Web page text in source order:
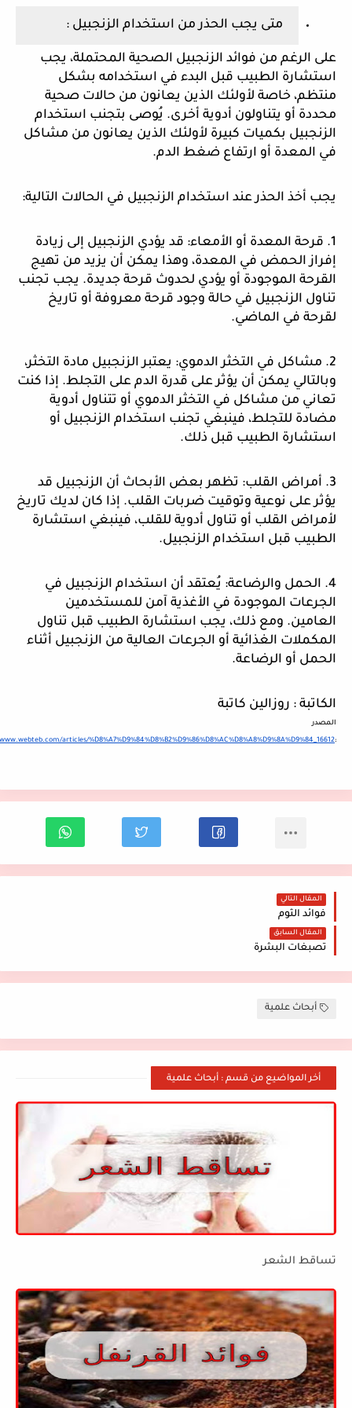
متى يجب الحذر من استخدام الزنجبيل :
على الرغم من فوائد الزنجبيل الصحية المحتملة، يجب
استشارة الطبيب قبل البدء في استخدامه بشكل
منتظم، خاصة لأولئك الذين يعانون من حالات صحية
محددة أو يتناولون أدوية أخرى. يُوصى بتجنب استخدام
الزنجبيل بكميات كبيرة لأولئك الذين يعانون من مشاكل
في المعدة أو ارتفاع ضغط الدم.
يجب أخذ الحذر عند استخدام الزنجبيل في الحالات التالية:
1. قرحة المعدة أو الأمعاء: قد يؤدي الزنجبيل إلى زيادة
إفراز الحمض في المعدة، وهذا يمكن أن يزيد من تهيج
القرحة الموجودة أو يؤدي لحدوث قرحة جديدة. يجب تجنب
تناول الزنجبيل في حالة وجود قرحة معروفة أو تاريخ
لقرحة في الماضي.
2. مشاكل في التخثر الدموي: يعتبر الزنجبيل مادة التخثر،
وبالتالي يمكن أن يؤثر على قدرة الدم على التجلط. إذا كنت
تعاني من مشاكل في التخثر الدموي أو تتناول أدوية
مضادة للتجلط، فينبغي تجنب استخدام الزنجبيل أو
استشارة الطبيب قبل ذلك.
3. أمراض القلب: تظهر بعض الأبحاث أن الزنجبيل قد
يؤثر على نوعية وتوقيت ضربات القلب. إذا كان لديك تاريخ
لأمراض القلب أو تناول أدوية للقلب، فينبغي استشارة
الطبيب قبل استخدام الزنجبيل.
4. الحمل والرضاعة: يُعتقد أن استخدام الزنجبيل في
الجرعات الموجودة في الأغذية آمن للمستخدمين
العامين. ومع ذلك، يجب استشارة الطبيب قبل تناول
المكملات الغذائية أو الجرعات العالية من الزنجبيل أثناء
الحمل أو الرضاعة.
الكاتبة : روزالين كاتبة
المصدر
:
articles/%D8%A7%D9%84%D8%B2%D9%86%D8%AC%D8%A8%D9%8A%D9%84_16612
المقال التالي
فوائد الثوم
المقال السابق
تصبغات البشرة
أبحاث علمية
أخر المواضيع من قسم : أبحاث علمية
تساقط الشعر